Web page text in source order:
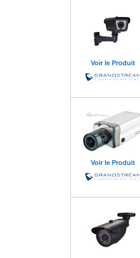
Voir le Produit
Voir le Produit